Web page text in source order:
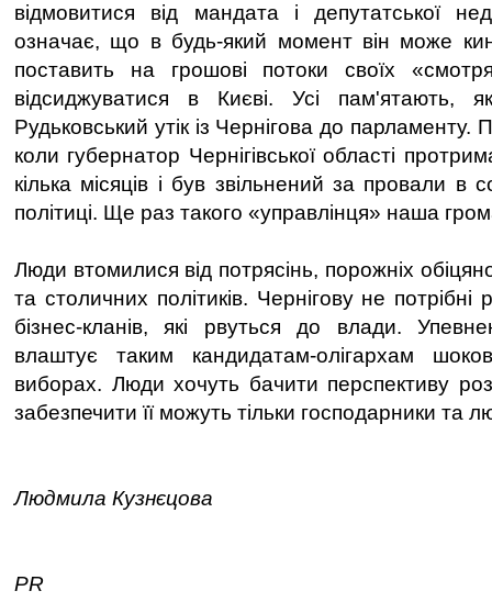
відмовитися від мандата і депутатської
означає, що в будь-який момент він може
поставить на грошові потоки своїх
відсиджуватися в Києві. Усі пам'ятають,
Рудьковський утік із Чернігова до парламенту.
коли губернатор Чернігівської області
кілька місяців і був звільнений за провали в
політиці. Ще раз такого «управлінця» наша
Люди втомилися від потрясінь, порожніх
та столичних політиків. Чернігову не
бізнес-кланів, які рвуться до влади.
влаштує таким кандидатам-олігархам
виборах. Люди хочуть бачити перспективу
забезпечити її можуть тільки господарники та
Людмила Кузнєцова
PR